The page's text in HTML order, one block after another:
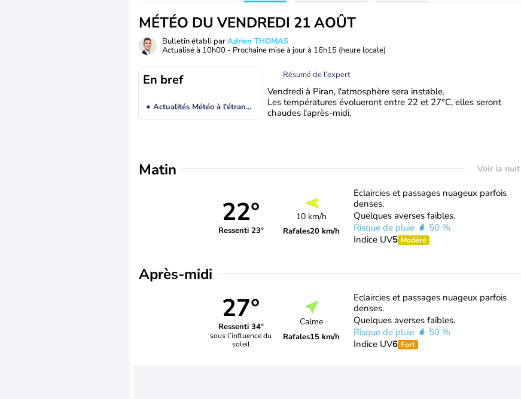
MÉTÉO DU VENDREDI 21 AOÛT
Bulletin établi parAdrien THOMAS
Actualisé à 10h00 - Prochaine mise à jour à 16h15 (heure locale)
En bref
Actualités Météo à l'étranger
Résumé de l’expert
Vendredi à Piran, l'atmosphère sera instable.
Les températures évolueront entre 22 et 27°C, elles seront
chaudes l'après-midi.
Matin Voir la nuit
22°
Ressenti 23°
10 km/h
Rafales20 km/h
Eclaircies et passages nuageux parfois
denses.
Quelques averses faibles.
Risque de pluie
50 %
Indice UV5 Modéré
Après-midi
27°
Ressenti 34°
sous l’influence du
soleil
Calme
Rafales15 km/h
Eclaircies et passages nuageux parfois
denses.
Quelques averses faibles.
Risque de pluie
50 %
Indice UV6 Fort